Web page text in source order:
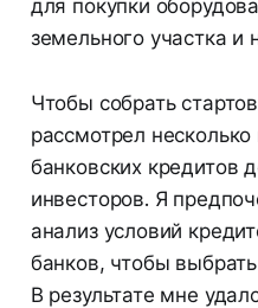
для покупки
земельного участка и
Чтобы собрать
рассмотрел несколько
банковских кредитов
инвесторов. Я
анализ условий
банков, чтобы
В результате мне